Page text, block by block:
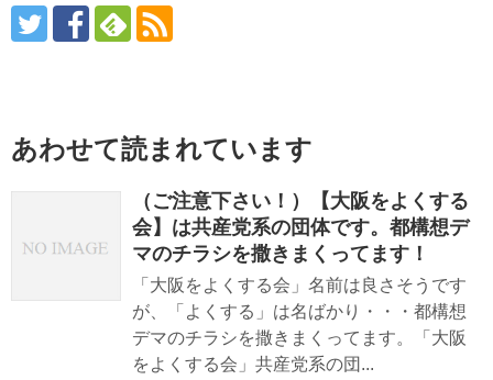
あわせて読まれています
（ご注意下さい！）【大阪をよくする
会】は共産党系の団体です。都構想デ
マのチラシを撒きまくってます！
「大阪をよくする会」名前は良さそうです
が、「よくする」は名ばかり・・・都構想
デマのチラシを撒きまくってます。「大阪
をよくする会」共産党系の団...